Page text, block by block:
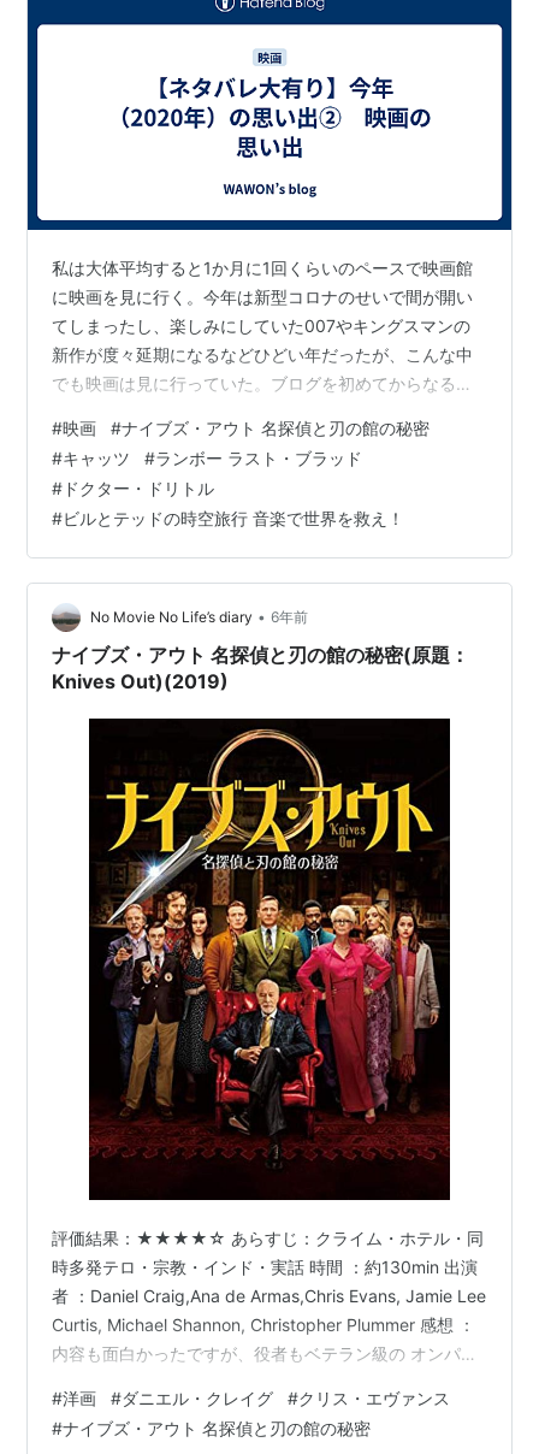
私は大体平均すると1か月に1回くらいのペースで映画館
に映画を見に行く。今年は新型コロナのせいで間が開い
てしまったし、楽しみにしていた007やキングスマンの
新作が度々延期になるなどひどい年だったが、こんな中
でも映画は見に行っていた。ブログを初めてからなるべ
のを中心に、ざっと今年見た映画を振り返ってみたい。
なお、見た時期はうろ覚え。リンク先はフィルマーク
ス。ミステリものも盛大にネタバレしてるので注意。 2
月 ナイブズ・アウト／名探偵と刃の館の秘密 2月 キャッ
ツ 6月 ランボー ラストブラッド 6月 ドクター・ドリトル
12月 ビルとテッドの時空旅…
#映画 #ナイブズ・アウト 名探偵と刃の館の秘密
#キャッツ #ランボー ラスト・ブラッド
# ドクター・ドリトル
#ビルとテッドの時空旅行 音楽で世界を救え！
No Movie No Life’s diary • 6年前
ナイブズ・アウト 名探偵と刃の館の秘密(原題：
Knives Out)(2019)
評価結果：★★★★☆ あらすじ：クライム・ホテル・同
時多発テロ・宗教・インド・実話 時間 ：約130min 出演
者 ：Daniel Craig,Ana de Armas,Chris Evans, Jamie Lee
Curtis, Michael Shannon, Christopher Plummer 感想 ：
内容も面白かったですが、役者もベテラン級の オンパレ
Old School的な探偵ものって感じと、斬新な トリックの
組み合わせがgood！ Daniel Craigといえばアクションし
#洋画 #ダニエル・クレイグ #クリス・エヴァンス
#ナイブズ・アウト 名探偵と刃の館の秘密